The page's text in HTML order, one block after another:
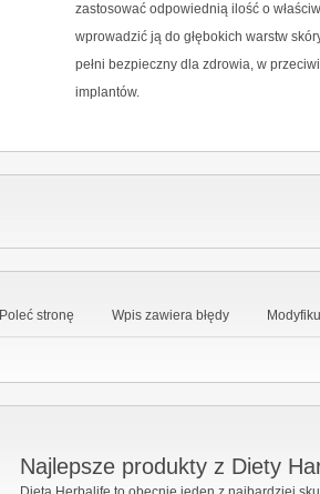
zastosować odpowiednią ilość o
wprowadzić ją do głębokich warstw
pełni bezpieczny dla zdrowia, w
implantów.
Poleć stronę Wpis zawiera błędy
Najlepsze produkty z Diety